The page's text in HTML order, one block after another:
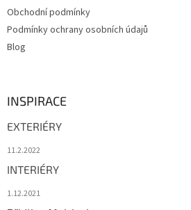
Obchodní podmínky
Podmínky ochrany osobních údajů
Blog
INSPIRACE
EXTERIÉRY
11.2.2022
INTERIÉRY
1.12.2021